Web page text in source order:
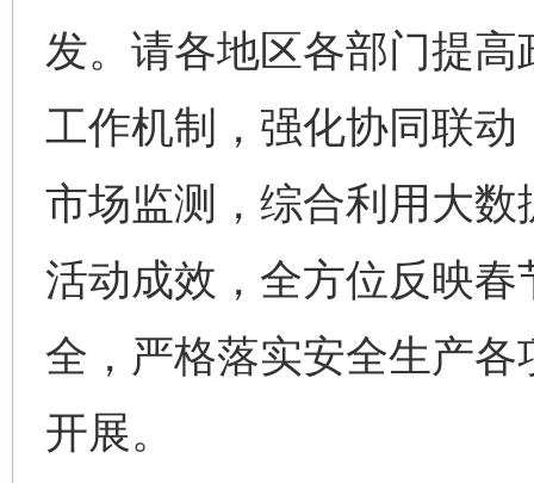
发。请各地区各部门提
工作机制，强化协同联
市场监测，综合利用大
活动成效，全方位反映
全，严格落实安全生产
开展。